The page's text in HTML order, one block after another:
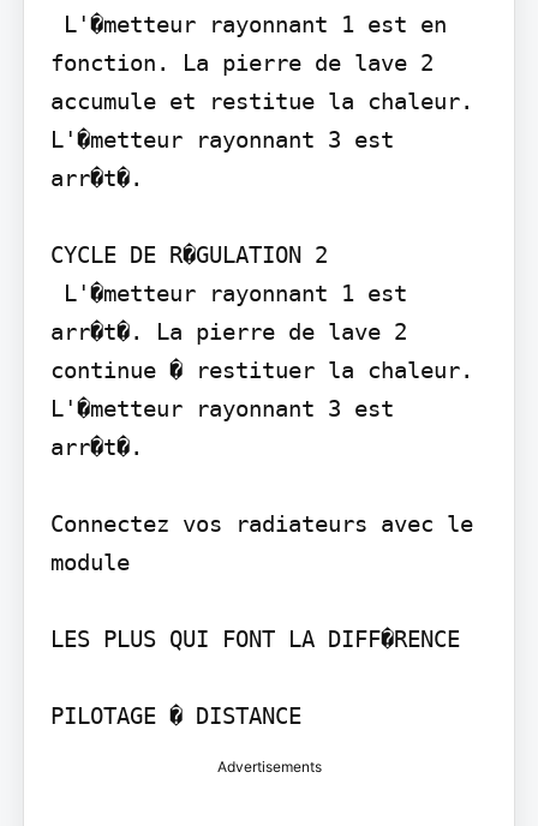
fonction. La pierre de lave 2
accumule et restitue la chaleur.
L'�metteur rayonnant 3 est
arr�t�.
CYCLE DE R�GULATION 2
arr�t�. La pierre de lave 2
continue � restituer la chaleur.
L'�metteur rayonnant 3 est
arr�t�.
Connectez vos radiateurs avec le
module
LES PLUS QUI FONT LA DIFF�RENCE
PILOTAGE � DISTANCE
Advertisements